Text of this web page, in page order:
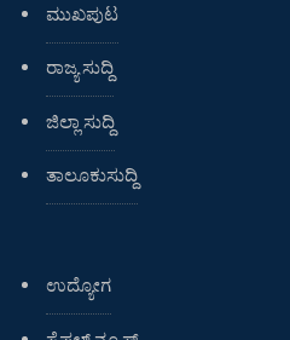
ಮುಖಪುಟ
ರಾಜ್ಯ ಸುದ್ದಿ
ಜಿಲ್ಲಾ ಸುದ್ದಿ
ತಾಲೂಕುಸುದ್ದಿ
ಉದ್ಯೋಗ